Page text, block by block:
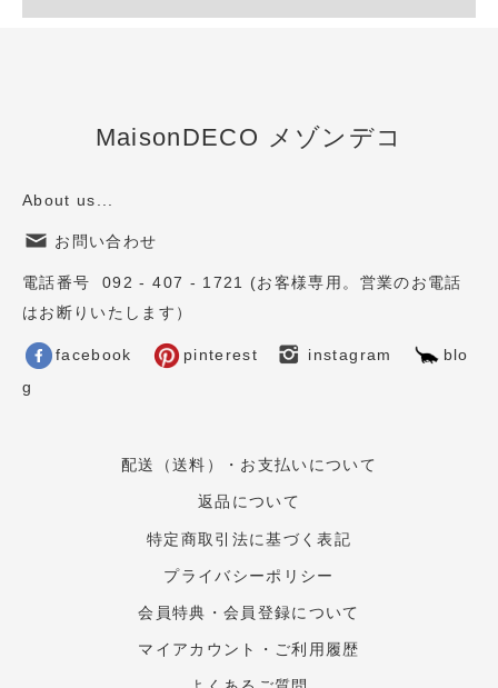
MaisonDECO メゾンデコ
About us...
お問い合わせ
電話番号 092 - 407 - 1721 (お客様専用。営業のお電話
はお断りいたします）
facebook pinterest instagram
blo
g
配送（送料）・お支払いについて
返品について
特定商取引法に基づく表記
プライバシーポリシー
会員特典・会員登録について
マイアカウント・ご利用履歴